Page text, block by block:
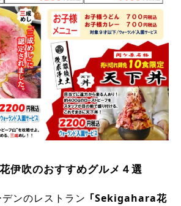
伊吹のおすすめグルメ４選
ンのレストラン 「Sekigahara花